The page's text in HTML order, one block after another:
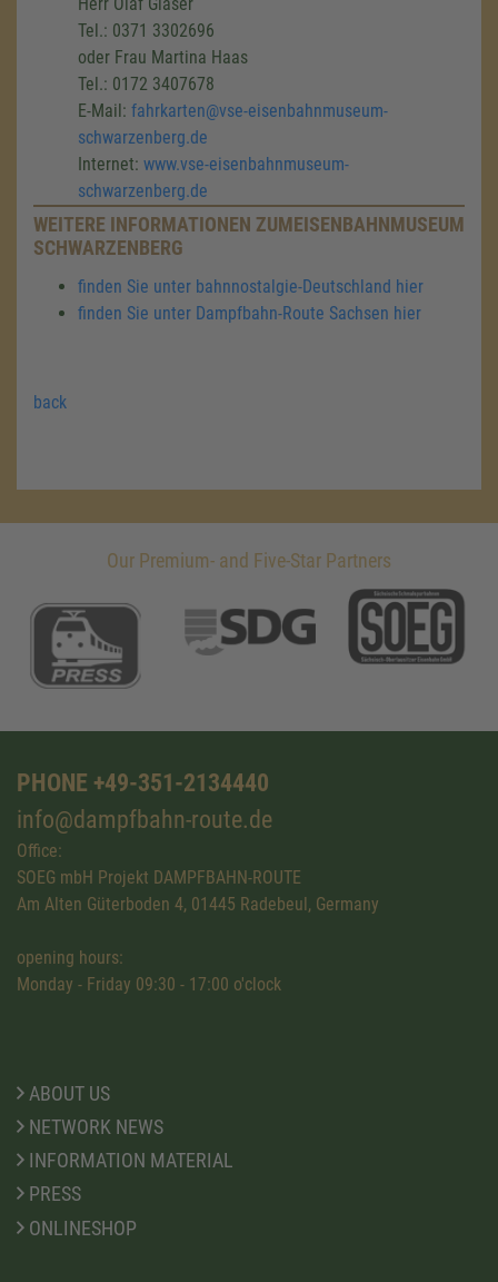
Tel.: 0371 3302696
oder Frau Martina Haas
Tel.: 0172 3407678
E-Mail: fahrkarten@vse-eisenbahnmuseum-
schwarzenberg.de
Internet: www.vse-eisenbahnmuseum-
schwarzenberg.de
WEITERE INFORMATIONEN ZUMEISENBAHNMUSEUM
SCHWARZENBERG
finden Sie unter bahnnostalgie-Deutschland hier
finden Sie unter Dampfbahn-Route Sachsen hier
back
Our Premium- and Five-Star Partners
PHONE +49-351-2134440
info@dampfbahn-route.de
Office:
SOEG mbH Projekt DAMPFBAHN-ROUTE
Am Alten Güterboden 4, 01445 Radebeul, Germany
opening hours:
Monday - Friday 09:30 - 17:00 o'clock
ABOUT US
NETWORK NEWS
INFORMATION MATERIAL
PRESS
ONLINESHOP